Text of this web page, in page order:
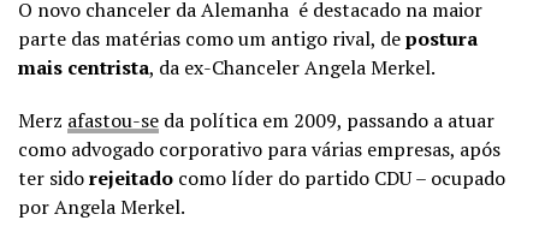
O novo chanceler da Alemanha é destacado na maior
parte das matérias como um antigo rival, depostura
mais centrista, da ex-Chanceler Angela Merkel.
Merz afastou-se da política em 2009, passando a atuar
como advogado corporativo para várias empresas, após
ter sidorejeitado como líder do partido CDU – ocupado
por Angela Merkel.